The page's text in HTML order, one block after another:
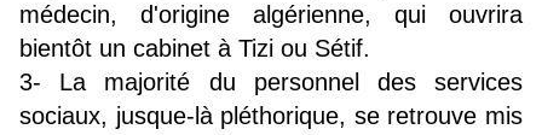
médecin, d'origine algérienne, qui ouvrira
bientôt un cabinet à Tizi ou Sétif.
3- La majorité du personnel des services
sociaux, jusque-là pléthorique, se retrouve mis